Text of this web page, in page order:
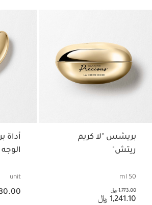
بريشس "لا كريم
ريتش"
50 ml
السعر السابق هو 1,773.00 ﷼
1,773.00 ﷼
السعر الحالي هو 1,241.10 ﷼
1,241.10 ﷼
أداة
الوجه
unit
السعر الحالي هو 280.00 ﷼